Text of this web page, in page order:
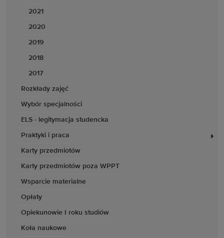
2021
2020
2019
2018
2017
Rozkłady zajęć
Wybór specjalności
ELS - legitymacja studencka
Praktyki i praca
Karty przedmiotów
Karty przedmiotów poza WPPT
Wsparcie materialne
Opłaty
Opiekunowie I roku studiów
Koła naukowe